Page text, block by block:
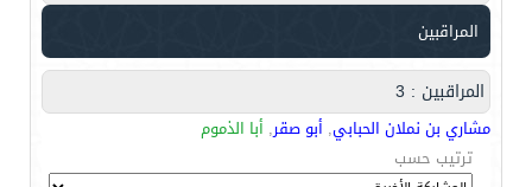
المراقبين
المراقبين : 3
مشاري بن نملان الحبابي, أبو صقر, أبا الذموم
ترتيب حسب